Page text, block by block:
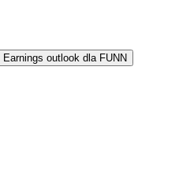
Earnings outlook dla FUNN